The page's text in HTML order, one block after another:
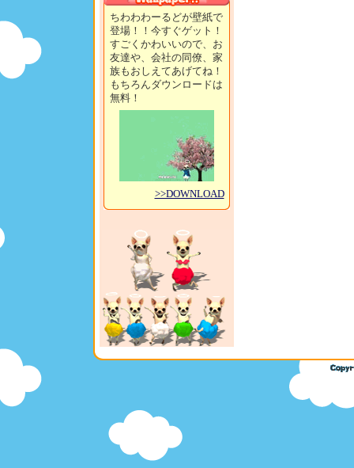
ちわわわーるどが壁紙で
登場！！今すぐゲット！
すごくかわいいので、お
友達や、会社の同僚、家
族もおしえてあげてね！
もちろんダウンロードは
無料！
>>DOWNLOAD